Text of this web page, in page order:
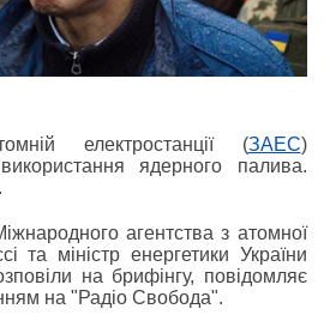
електростанції (ЗАЕС)
ядерного палива.
агентства з атомної
та міністр енергетики України
на брифінгу, повідомляє
на "Радіо Свобода".